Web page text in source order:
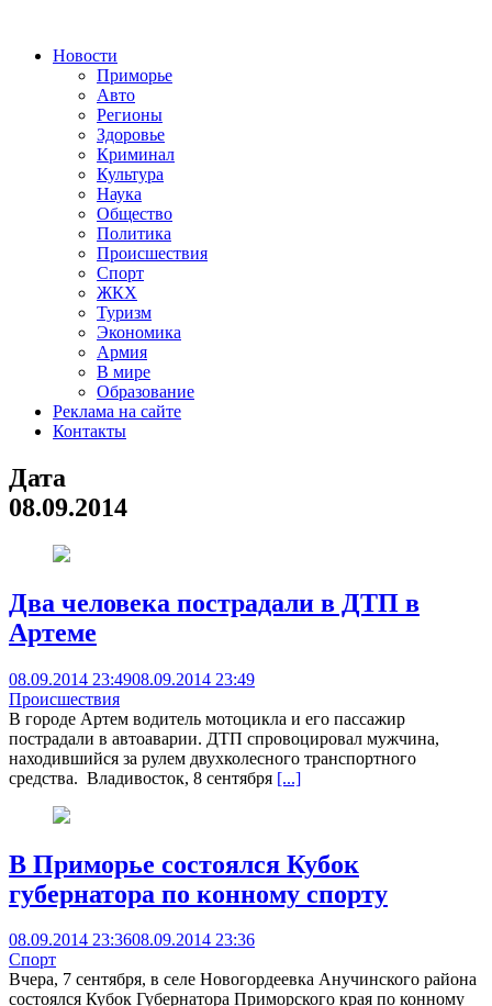
Новости
Приморье
Авто
Регионы
Здоровье
Криминал
Культура
Наука
Общество
Политика
Происшествия
Спорт
ЖКХ
Туризм
Экономика
Армия
В мире
Образование
Реклама на сайте
Контакты
Дата
08.09.2014
Два человека пострадали в ДТП в
Артеме
08.09.2014 23:4908.09.2014 23:49
Происшествия
В городе Артем водитель мотоцикла и его пассажир
пострадали в автоаварии. ДТП спровоцировал мужчина,
находившийся за рулем двухколесного транспортного
средства. Владивосток, 8 сентября [...]
В Приморье состоялся Кубок
губернатора по конному спорту
08.09.2014 23:3608.09.2014 23:36
Спорт
Вчера, 7 сентября, в селе Новогордеевка Анучинского района
состоялся Кубок Губернатора Приморского края по конному